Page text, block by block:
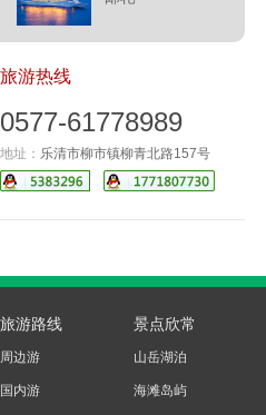
旅游热线
0577-61778989
地址： 乐清市柳市镇柳青北路157号
旅游路线
周边游
国内游
景点欣常
山岳湖泊
海滩岛屿